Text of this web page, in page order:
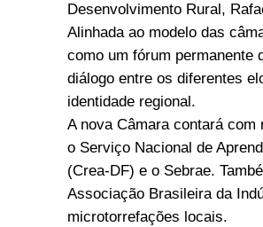
Desenvolvimento Rural,
Alinhada ao modelo das
como um fórum permanente
diálogo entre os diferentes
identidade regional.
A nova Câmara contará
o Serviço Nacional de
(Crea-DF) e o Sebrae.
Associação Brasileira da
microtorrefações locais.